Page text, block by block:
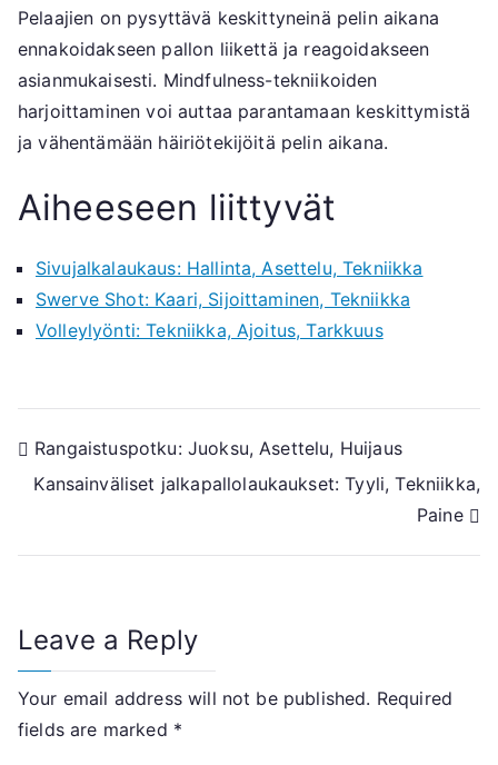
Pelaajien on pysyttävä keskittyneinä pelin aikana
ennakoidakseen pallon liikettä ja reagoidakseen
asianmukaisesti. Mindfulness-tekniikoiden
harjoittaminen voi auttaa parantamaan keskittymistä
ja vähentämään häiriötekijöitä pelin aikana.
Aiheeseen liittyvät
Sivujalkalaukaus: Hallinta, Asettelu, Tekniikka
Swerve Shot: Kaari, Sijoittaminen, Tekniikka
Volleylyönti: Tekniikka, Ajoitus, Tarkkuus
Post
navigation
Rangaistuspotku: Juoksu, Asettelu, Huijaus
Kansainväliset jalkapallolaukaukset: Tyyli, Tekniikka,
Paine
Leave a Reply
Your email address will not be published. Required
fields are marked *